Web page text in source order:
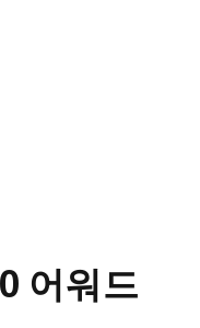
어워드